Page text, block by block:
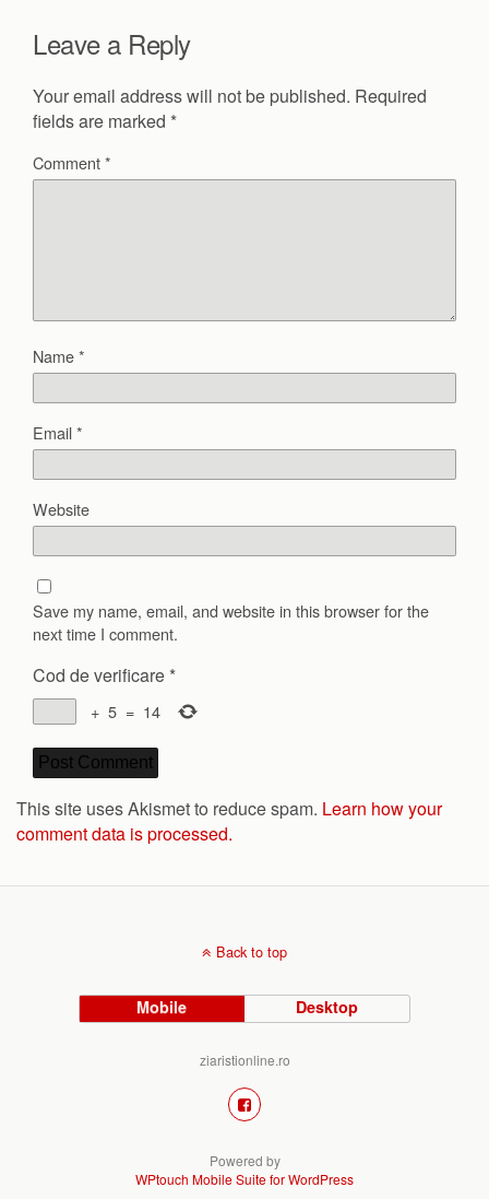
Leave a Reply
Your email address will not be published. Required
fields are marked *
Comment*
Name*
Email*
Website
Save my name, email, and website in this browser for the
next time I comment.
Cod de verificare *
+ 5 = 14
This site uses Akismet to reduce spam. Learn how your
comment data is processed.
Back to top
Mobile Desktop
ziaristionline.ro
Powered by
WPtouch Mobile Suite for WordPress